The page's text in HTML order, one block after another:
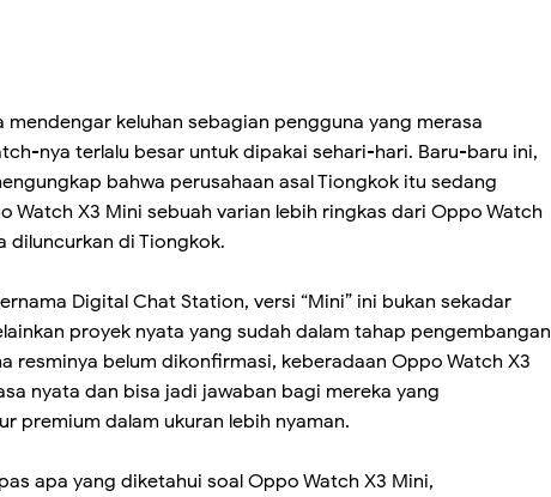
keluhan sebagian pengguna yang merasa
nya terlalu besar untuk dipakai sehari-hari. Baru-baru ini,
bahwa perusahaan asal Tiongkok itu sedang
Watch X3 Mini sebuah varian lebih ringkas dari Oppo Watch
diluncurkan di Tiongkok.
Digital Chat Station, versi “Mini” ini bukan sekadar
proyek nyata yang sudah dalam tahap pengembangan
resminya belum dikonfirmasi, keberadaan Oppo Watch X3
nyata dan bisa jadi jawaban bagi mereka yang
premium dalam ukuran lebih nyaman.
apa yang diketahui soal Oppo Watch X3 Mini,